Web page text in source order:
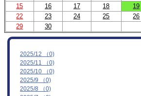
toto助成活動
MOVIE
15
16 17 18 19
22
23 24 25 26
29
30
2025/12 （0)
2025/11 （0)
2025/10 （0)
2025/9 （0)
2025/8 （0)